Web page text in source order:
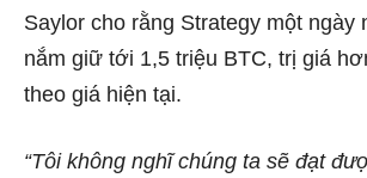
Saylor cho rằng Strategy một ngày
nắm giữ tới 1,5 triệu BTC, trị giá
theo giá hiện tại.
“Tôi không nghĩ chúng ta sẽ đạt